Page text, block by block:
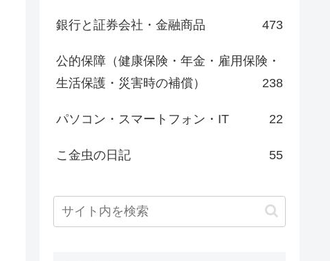
銀行と証券会社・金融商品 473
公的保障（健康保険・年金・雇用保険・
生活保護・災害時の補償）
238
パソコン・スマートフォン・IT 22
こ金虫の日記 55